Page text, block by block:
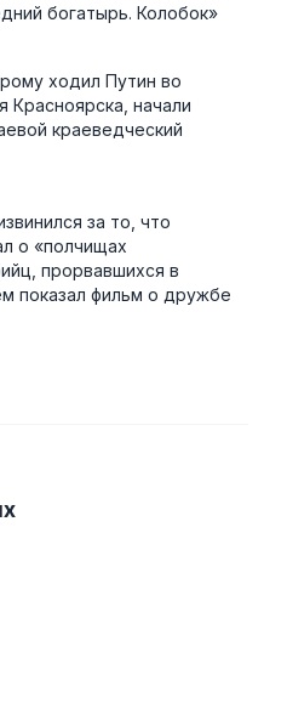
богатырь. Колобок»
ходил Путин во
Красноярска, начали
краеведческий
за то, что
о «полчищах
прорвавшихся в
показал фильм о дружбе